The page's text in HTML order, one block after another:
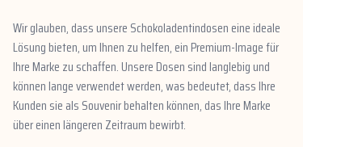
Wir glauben, dass unsere Schokoladentindosen eine ideale
Lösung bieten, um Ihnen zu helfen, ein Premium-Image für
Ihre Marke zu schaffen. Unsere Dosen sind langlebig und
können lange verwendet werden, was bedeutet, dass Ihre
Kunden sie als Souvenir behalten können, das Ihre Marke
über einen längeren Zeitraum bewirbt.